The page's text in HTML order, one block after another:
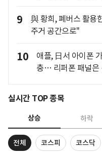
9
與 황희, 폐버스 활용
주거 공간으로"
10
애플, 日서 아이폰
충… 리퍼폰 패널은
실시간 TOP 종목
상승 하락
전체 코스피 코스닥